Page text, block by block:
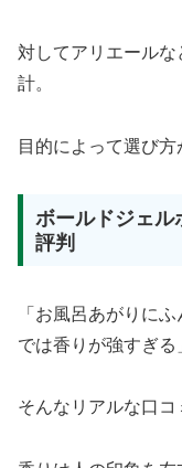
対してアリエール
計。
目的によって選び方
ボールドジェル
評判
「お風呂あがりに
では香りが強すぎる
そんなリアルな口コ